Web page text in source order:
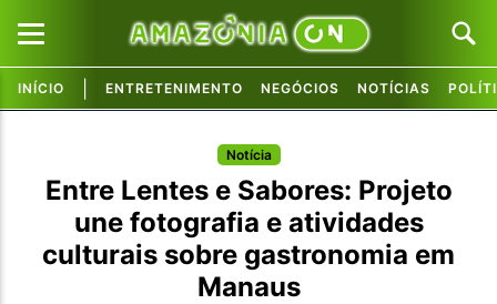
INÍCIO ENTRETENIMENTO NEGÓCIOS NOTÍCIAS
Notícia
Entre Lentes e Sabores: Projeto
une fotografia e atividades
culturais sobre gastronomia em
Manaus